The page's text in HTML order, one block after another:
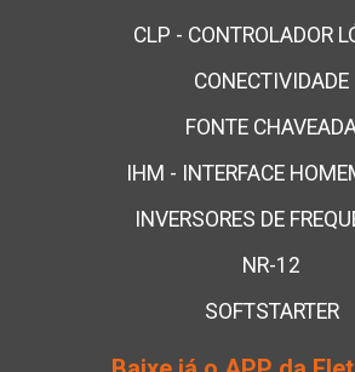
CLP - CONTROLADOR
CONECTIVIDADE
FONTE
IHM - INTERFACE
INVERSORES DE
NR-12
SOFTSTARTER